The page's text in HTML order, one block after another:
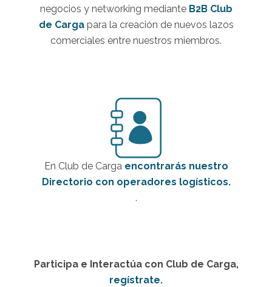
negocios y networking mediante B2B Club
de Carga para la creación de nuevos lazos
comerciales entre nuestros miembros.
En Club de Cargaencontrarás nuestro
Directorio con operadores logísticos.
.
Participa e Interactúa con Club de Carga,
regístrate.